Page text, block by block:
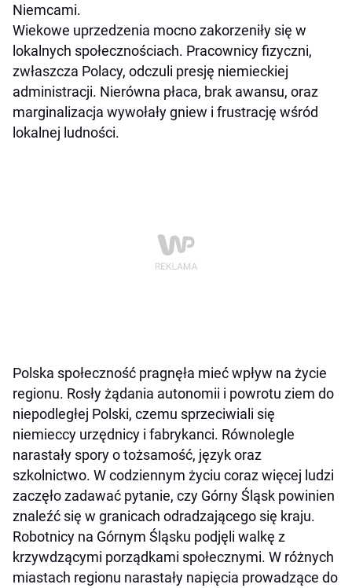
Niemcami.
Wiekowe uprzedzenia mocno zakorzeniły się w
lokalnych społecznościach. Pracownicy fizyczni,
zwłaszcza Polacy, odczuli presję niemieckiej
administracji. Nierówna płaca, brak awansu, oraz
marginalizacja wywołały gniew i frustrację wśród
lokalnej ludności.
Polska społeczność pragnęła mieć wpływ na życie
regionu. Rosły żądania autonomii i powrotu ziem do
niepodległej Polski, czemu sprzeciwiali się
niemieccy urzędnicy i fabrykanci. Równolegle
narastały spory o tożsamość, język oraz
szkolnictwo. W codziennym życiu coraz więcej ludzi
zaczęło zadawać pytanie, czy Górny Śląsk powinien
znaleźć się w granicach odradzającego się kraju.
Robotnicy na Górnym Śląsku podjęli walkę z
krzywdzącymi porządkami społecznymi. W różnych
miastach regionu narastały napięcia prowadzące do